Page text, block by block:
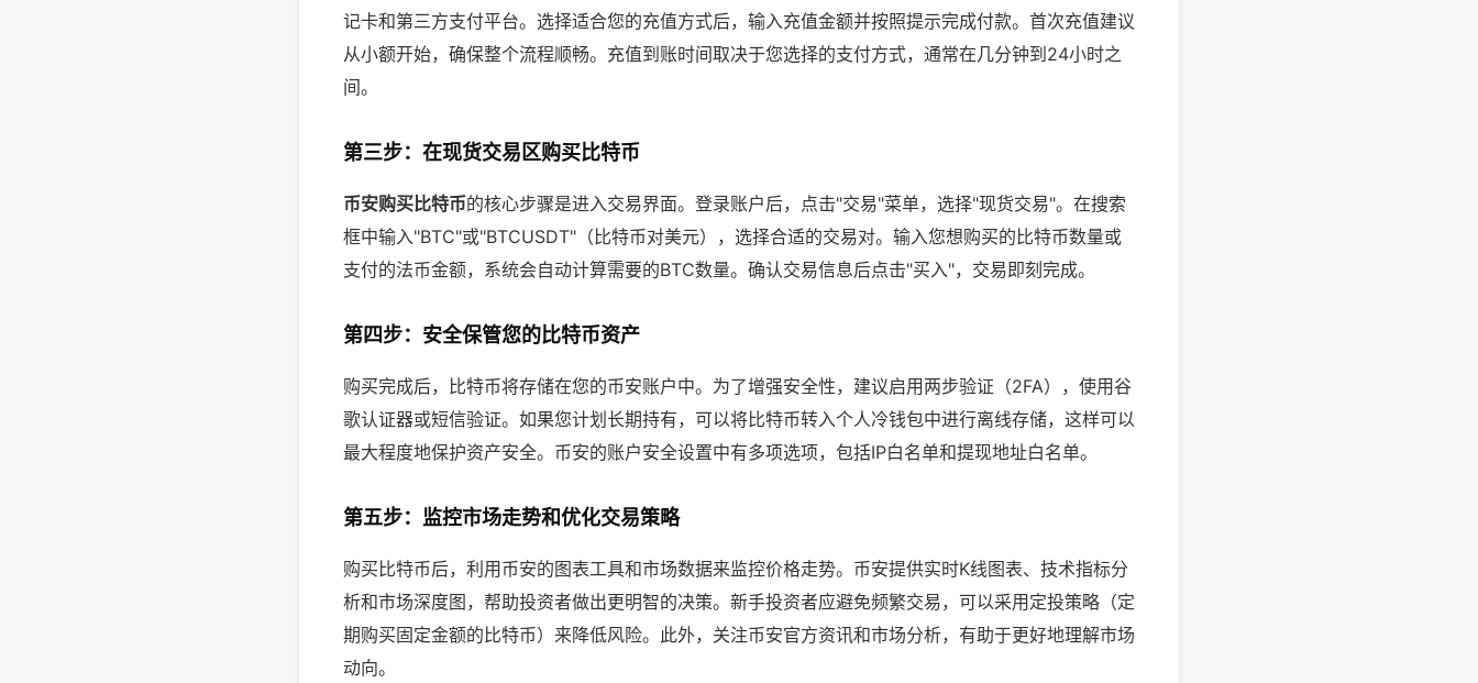
记卡和第三方支付平台。选择适合您的充值方式后，输入充值金额并按照提示完成付款。首次充值建议
从小额开始，确保整个流程顺畅。充值到账时间取决于您选择的支付方式，通常在几分钟到24小时之
间。
第三步：在现货交易区购买比特币
币安购买比特币的核心步骤是进入交易界面。登录账户后，点击"交易"菜单，选择"现货交易"。在搜索
框中输入"BTC"或"BTCUSDT"（比特币对美元），选择合适的交易对。输入您想购买的比特币数量或
支付的法币金额，系统会自动计算需要的BTC数量。确认交易信息后点击"买入"，交易即刻完成。
第四步：安全保管您的比特币资产
购买完成后，比特币将存储在您的币安账户中。为了增强安全性，建议启用两步验证（2FA），使用谷
歌认证器或短信验证。如果您计划长期持有，可以将比特币转入个人冷钱包中进行离线存储，这样可以
最大程度地保护资产安全。币安的账户安全设置中有多项选项，包括IP白名单和提现地址白名单。
第五步：监控市场走势和优化交易策略
购买比特币后，利用币安的图表工具和市场数据来监控价格走势。币安提供实时K线图表、技术指标分
析和市场深度图，帮助投资者做出更明智的决策。新手投资者应避免频繁交易，可以采用定投策略（定
期购买固定金额的比特币）来降低风险。此外，关注币安官方资讯和市场分析，有助于更好地理解市场
动向。